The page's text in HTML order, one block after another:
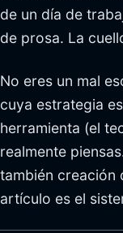
de un día de
de prosa. La
No eres un mal
cuya estrategia
herramienta (el
realmente
también creación
artículo es el